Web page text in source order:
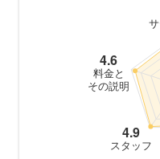
4.9
スタッフ
4.6
料金と
その説明